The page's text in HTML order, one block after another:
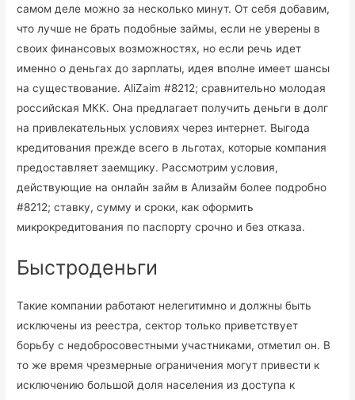
самом деле можно за несколько минут. От себя добавим,
что лучше не брать подобные займы, если не уверены в
своих финансовых возможностях, но если речь идет
именно о деньгах до зарплаты, идея вполне имеет шансы
на существование. AliZaim #8212; сравнительно молодая
российская МКК. Она предлагает получить деньги в долг
на привлекательных условиях через интернет. Выгода
кредитования прежде всего в льготах, которые компания
предоставляет заемщику. Рассмотрим условия,
действующие на онлайн займ в Ализайм более подробно
#8212; ставку, сумму и сроки, как оформить
микрокредитования по паспорту срочно и без отказа.
Быстроденьги
Такие компании работают нелегитимно и должны быть
исключены из реестра, сектор только приветствует
борьбу с недобросовестными участниками, отметил он. В
то же время чрезмерные ограничения могут привести к
исключению большой доля населения из доступа к